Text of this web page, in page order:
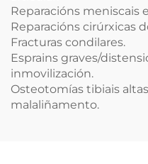
Reparacións meniscais
Reparacións cirúrxicas
Fracturas condilares.
Esprains graves/
inmovilización.
Osteotomías tibiais
malaliñamento.